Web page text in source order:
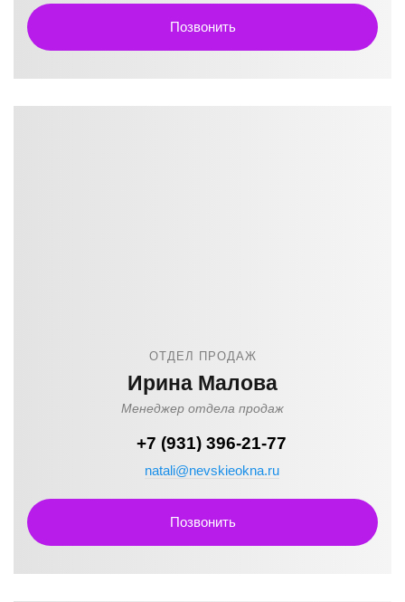
Позвонить
ОТДЕЛ ПРОДАЖ
Ирина Малова
Менеджер отдела продаж
+7 (931) 396-21-77
natali@nevskieokna.ru
Позвонить